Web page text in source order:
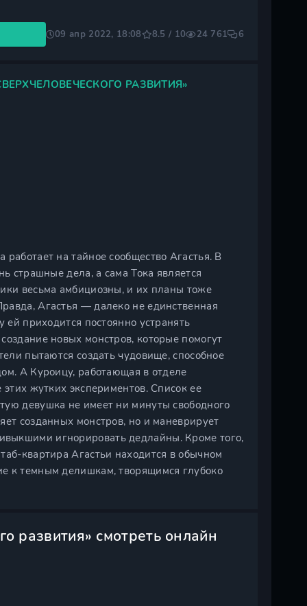
09 апр 2022, 18:08 8.5 / 10 24 761 6
РАЗВИТИЯ»
на тайное сообщество Агастья. В
страшные дела, а сама Тока является
весьма амбициозны, и их планы тоже
Агастья — далеко не единственная
ей приходится постоянно устранять
новых монстров, которые помогут
пытаются создать чудовище, способное
А Куроицу, работающая в отделе
жутких экспериментов. Список ее
девушка не имеет ни минуты свободного
созданных монстров, но и маневрирует
игнорировать дедлайны. Кроме того,
квартира Агастьи находится в обычном
к темным делишкам, творящимся глубоко
развития» смотреть онлайн